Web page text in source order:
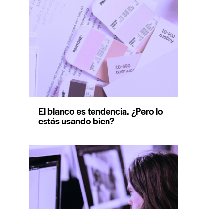
El blanco es tendencia. ¿Pero lo
estás usando bien?